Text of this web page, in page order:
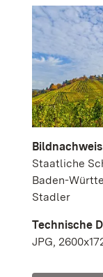
Bildnachweis
Staatliche
Baden-
Stadler
Technische
JPG,